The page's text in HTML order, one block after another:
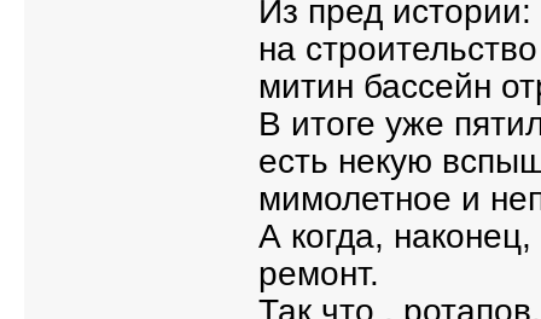
Из пред
на
митин бассейн
В итоге уже
есть некую
мимолетное и
А когда,
ремонт.
Так что ,